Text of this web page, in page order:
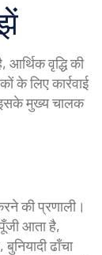
, आर्थिक वृद्धिकी
के लिए कार्रवाई
इसके मुख्य चालक
की प्रणाली।
आता है,
बुनियादी ढाँचा